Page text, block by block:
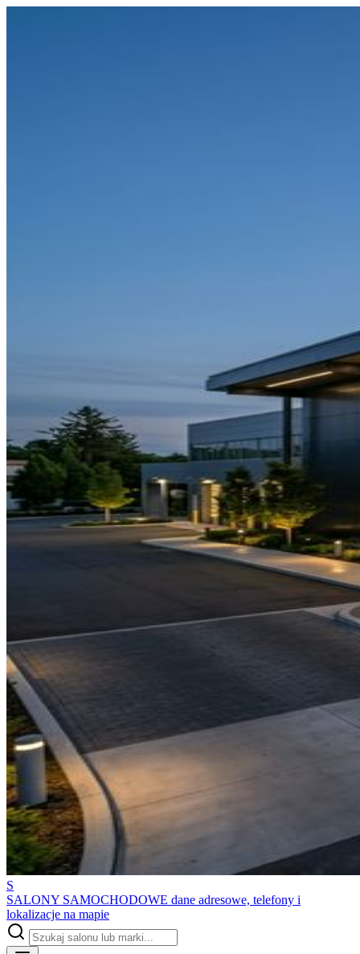
S
SALONY SAMOCHODOWE dane adresowe, telefony i
lokalizacje na mapie